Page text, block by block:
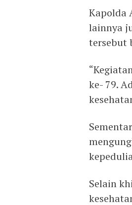
Kapolda
lainnya
tersebut
ke- 79.
Selain